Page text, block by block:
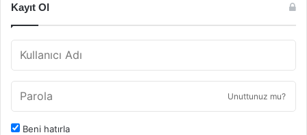
Kayıt Ol
Unuttunuz mu?
Beni hatırla